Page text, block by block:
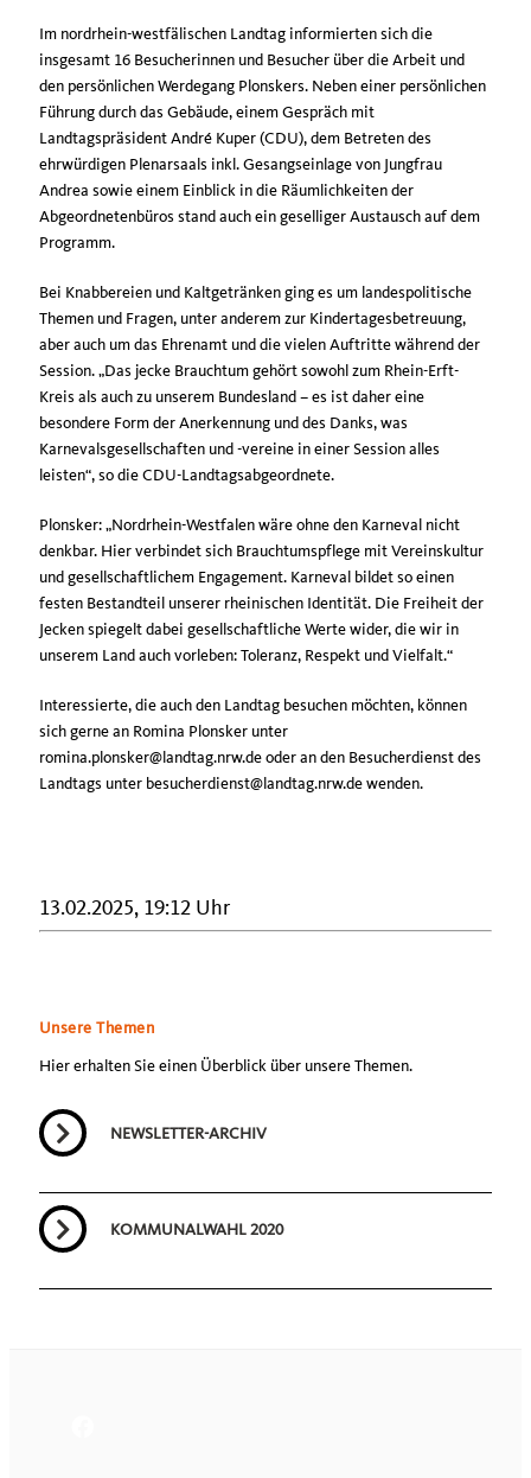
Im nordrhein-westfälischen Landtag informierten sich die
insgesamt 16 Besucherinnen und Besucher über die Arbeit und
den persönlichen Werdegang Plonskers. Neben einer persönlichen
Führung durch das Gebäude, einem Gespräch mit
Landtagspräsident André Kuper (CDU), dem Betreten des
ehrwürdigen Plenarsaals inkl. Gesangseinlage von Jungfrau
Andrea sowie einem Einblick in die Räumlichkeiten der
Abgeordnetenbüros stand auch ein geselliger Austausch auf dem
Programm.
Bei Knabbereien und Kaltgetränken ging es um landespolitische
Themen und Fragen, unter anderem zur Kindertagesbetreuung,
aber auch um das Ehrenamt und die vielen Auftritte während der
Session. „Das jecke Brauchtum gehört sowohl zum Rhein-Erft-
Kreis als auch zu unserem Bundesland – es ist daher eine
besondere Form der Anerkennung und des Danks, was
Karnevalsgesellschaften und -vereine in einer Session alles
leisten“, so die CDU-Landtagsabgeordnete.
Plonsker: „Nordrhein-Westfalen wäre ohne den Karneval nicht
denkbar. Hier verbindet sich Brauchtumspflege mit Vereinskultur
und gesellschaftlichem Engagement. Karneval bildet so einen
festen Bestandteil unserer rheinischen Identität. Die Freiheit der
Jecken spiegelt dabei gesellschaftliche Werte wider, die wir in
unserem Land auch vorleben: Toleranz, Respekt und Vielfalt.“
Interessierte, die auch den Landtag besuchen möchten, können
sich gerne an Romina Plonsker unter
romina.plonsker@landtag.nrw.de oder an den Besucherdienst des
Landtags unter besucherdienst@landtag.nrw.de wenden.
13.02.2025, 19:12 Uhr
Unsere Themen
Hier erhalten Sie einen Überblick über unsere Themen.
NEWSLETTER-ARCHIV
KOMMUNALWAHL 2020